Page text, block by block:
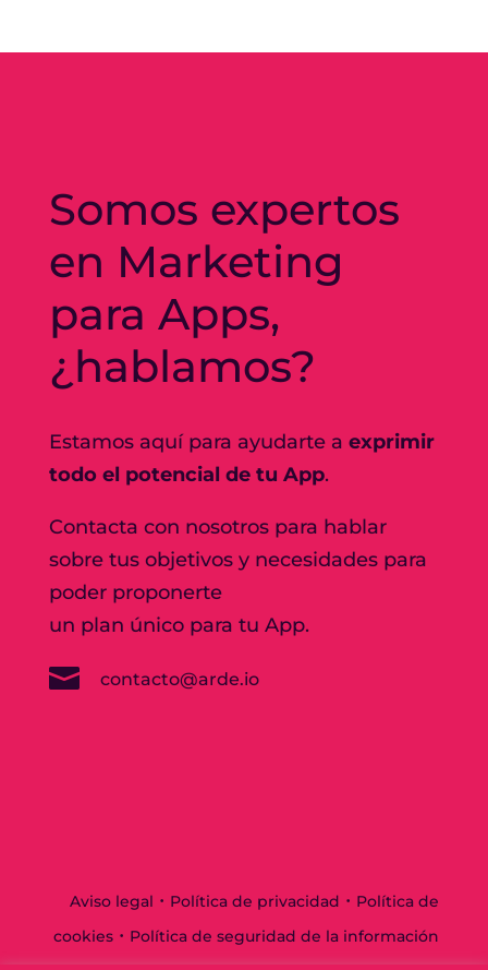
Somos expertos
en Marketing
para Apps,
¿hablamos?
Estamos aquí para ayudarte a exprimir
todo el potencial de tu App.
Contacta con nosotros para hablar
sobre tus objetivos y necesidades para
poder proponerte
un plan único para tu App.
 contacto@arde.io
Aviso legal · Política de privacidad · Política de
cookies · Política de seguridad de la información